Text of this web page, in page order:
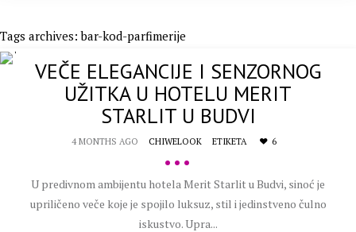
Tags archives: bar-kod-parfimerije
VEČE ELEGANCIJE I SENZORNOG
UŽITKA U HOTELU MERIT
STARLIT U BUDVI
4 MONTHS AGO CHIWELOOK ETIKETA 6
•••
U predivnom ambijentu hotela Merit Starlit u Budvi, sinoć je
upriličeno veče koje je spojilo luksuz, stil i jedinstveno čulno
iskustvo. Upra...